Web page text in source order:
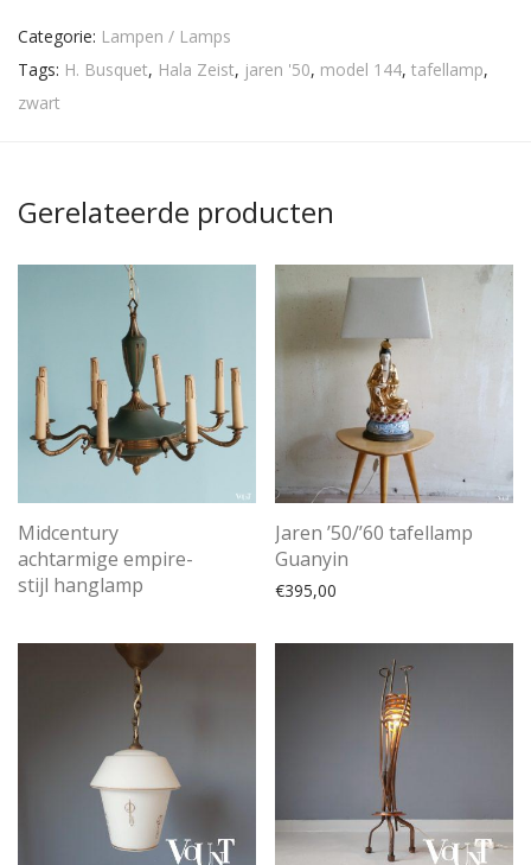
Categorie: Lampen / Lamps
Tags: H. Busquet, Hala Zeist, jaren '50, model 144, tafellamp,
zwart
Gerelateerde producten
Midcentury
achtarmige empire-
stijl hanglamp
Jaren ’50/’60 tafellamp
Guanyin
€395,00